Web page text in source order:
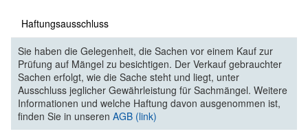
Haftungsausschluss
Sie haben die Gelegenheit, die Sachen vor einem Kauf zur
Prüfung auf Mängel zu besichtigen. Der Verkauf gebrauchter
Sachen erfolgt, wie die Sache steht und liegt, unter
Ausschluss jeglicher Gewährleistung für Sachmängel. Weitere
Informationen und welche Haftung davon ausgenommen ist,
finden Sie in unseren AGB (link)